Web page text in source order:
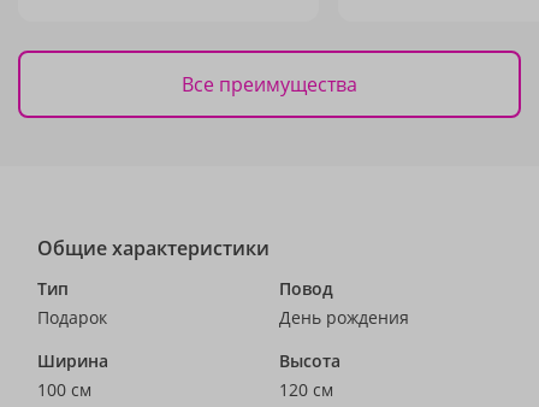
Все преимущества
Общие характеристики
Тип
Подарок
Повод
День рождения
Ширина
100 см
Высота
120 см